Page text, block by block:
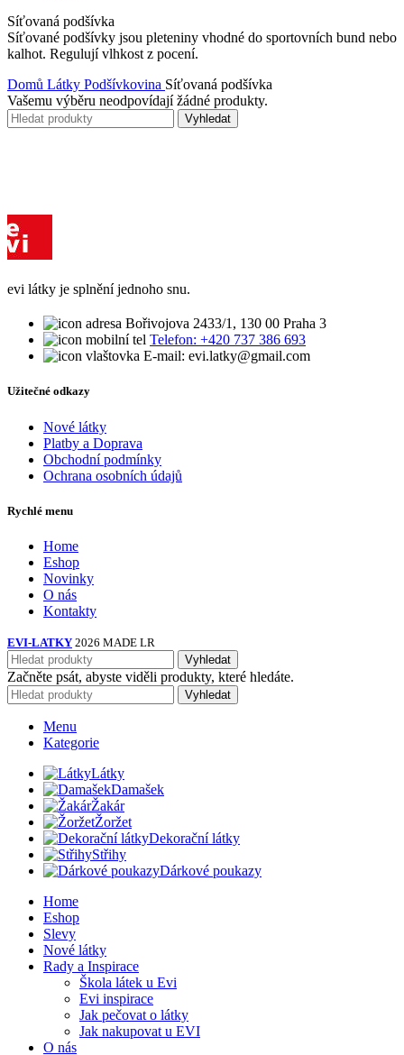
Síťovaná podšívka
Síťované podšívky jsou pleteniny vhodné do sportovních bund nebo
kalhot. Regulují vlhkost z pocení.
Domů Látky Podšívkovina Síťovaná podšívka
Vašemu výběru neodpovídají žádné produkty.
Vyhledat
evi látky je splnění jednoho snu.
Bořivojova 2433/1, 130 00 Praha 3
Telefon: +420 737 386 693
E-mail: evi.latky@gmail.com
Užitečné odkazy
Nové látky
Platby a Doprava
Obchodní podmínky
Ochrana osobních údajů
Rychlé menu
Home
Eshop
Novinky
O nás
Kontakty
EVI-LATKY 2026 MADE LR
Vyhledat
Začněte psát, abyste viděli produkty, které hledáte.
Vyhledat
Menu
Kategorie
Látky
Damašek
Žakár
Žoržet
Dekorační látky
Střihy
Dárkové poukazy
Home
Eshop
Slevy
Nové látky
Rady a Inspirace
Škola látek u Evi
Evi inspirace
Jak pečovat o látky
Jak nakupovat u EVI
O nás